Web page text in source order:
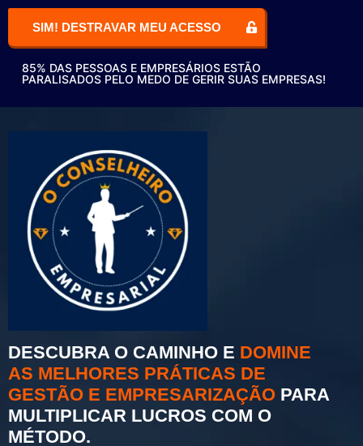
SIM! DESTRAVAR MEU ACESSO
85% DAS PESSOAS E EMPRESÁRIOS ESTÃO
PARALISADOS PELO MEDO DE GERIR SUAS EMPRESAS!
DESCUBRA O CAMINHO E DOMINE
AS MELHORES PRÁTICAS DE
GESTÃO E EMPRESARIZAÇÃO PARA
MULTIPLICAR LUCROS COM O
MÉTODO.